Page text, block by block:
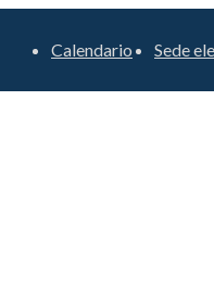
Calendario Sede